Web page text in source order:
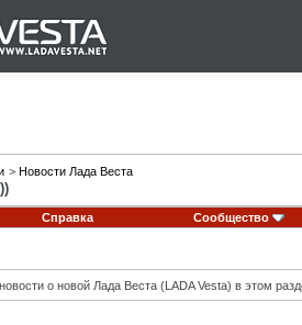
> Новости Лада Веста
Справка Сообщество
о новой Лада Веста (LADA Vesta) в этом